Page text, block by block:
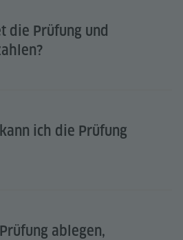
die Prüfung und
ich die Prüfung
ablegen,